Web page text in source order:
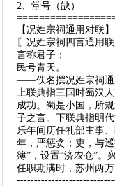
2、堂号（缺）
【况姓宗祠通用对联】
〖况姓宗祠四言通用联
言称君子；
民号青天。
——佚名撰况姓宗祠通
上联典指三国时蜀汉
成功。蜀是小国，所
子之言。下联典指明
乐年间历任礼部主事
年，严惩贪；吏，与
簿”，设置“济农仓”。
任职期满时，苏州两